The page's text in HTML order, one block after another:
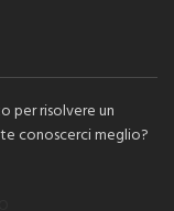
per risolvere un
conoscerci meglio?